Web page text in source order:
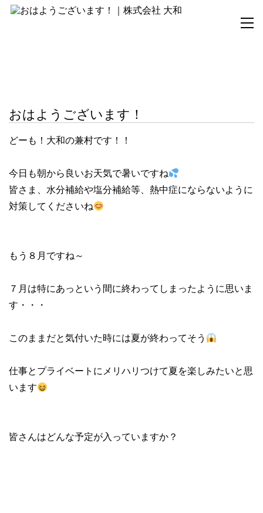
おはようございます！
どーも！大和の兼村です！！
今日も朝から良いお天気で暑いですね
皆さま、水分補給や塩分補給等、熱中症にならないように
対策してくださいね
もう８月ですね～
７月は特にあっという間に終わってしまったように思いま
す・・・
このままだと気付いた時には夏が終わってそう
仕事とプライベートにメリハリつけて夏を楽しみたいと思
います
皆さんはどんな予定が入っていますか？